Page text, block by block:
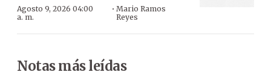
Agosto 9, 2026 04:00
a. m.
· Mario Ramos
Reyes
Notas más leídas